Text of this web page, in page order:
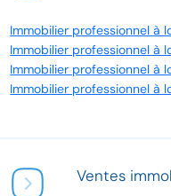
Immobilier professionnel à
Immobilier professionnel à
Immobilier professionnel à
Immobilier professionnel à
Ventes